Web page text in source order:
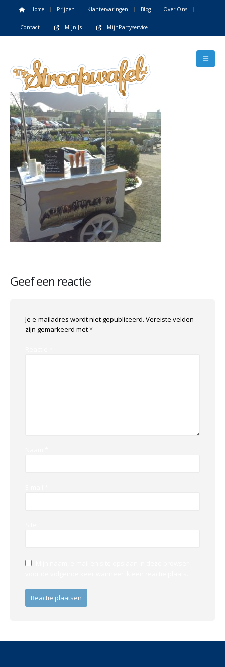
Home Prijzen Klantervaringen Blog Over Ons
Contact MijnIJs MijnPartyservice
Geef een reactie
Je e-mailadres wordt niet gepubliceerd. Vereiste velden
zijn gemarkeerd met*